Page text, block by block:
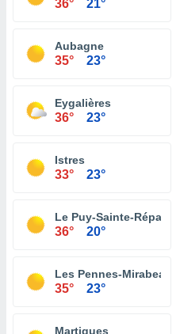
36° 21°
Aubagne
35° 23°
Eygalières
36° 23°
Istres
33° 23°
Le Puy-Sainte-Réparade
36° 20°
Les Pennes-Mirabeau
35° 23°
Martigues